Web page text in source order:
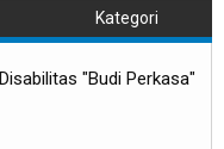
Kategori
"Budi Perkasa"